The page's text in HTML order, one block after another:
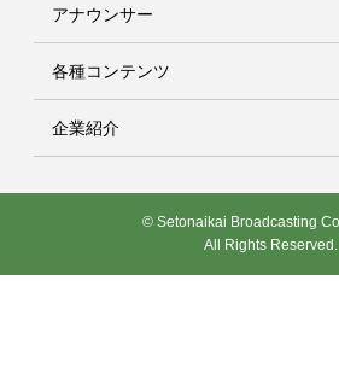
アナウンサー
各種コンテンツ
企業紹介
© Setonaikai Broadcasting
All Rights Reserved.